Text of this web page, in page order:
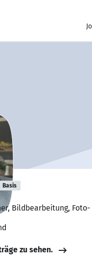
Basis
Bildbearbeitung,
zu sehen.